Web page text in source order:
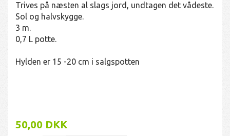
Trives på næsten al slags jord, undtagen det vådeste.
Sol og halvskygge.
3 m.
0,7 L potte.
Hylden er 15 -20 cm i salgspotten
50,00 DKK